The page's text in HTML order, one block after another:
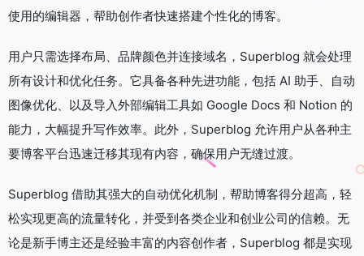
使用的编辑器，帮助创作者快速搭建个性化的博客。
用户只需选择布局、品牌颜色并连接域名，Superblog 就会处理
所有设计和优化任务。它具备各种先进功能，包括 AI 助手、自动
图像优化、以及导入外部编辑工具如 Google Docs 和 Notion 的
能力，大幅提升写作效率。此外，Superblog 允许用户从各种主
要博客平台迅速迁移其现有内容，确保用户无缝过渡。
Superblog 借助其强大的自动优化机制，帮助博客得分超高，轻
松实现更高的流量转化，并受到各类企业和创业公司的信赖。无
论是新手博主还是经验丰富的内容创作者，Superblog 都是实现